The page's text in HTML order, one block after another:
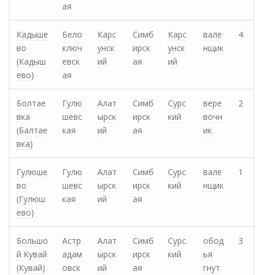
ая
Кадыше
во
(Кадыш
ево)
Бело
ключ
евск
ая
Карс
унск
ий
Симб
ирск
ая
Карс
унск
ий
вале
нщик
4
Болтае
вка
(Балтае
вка)
Гулю
шевс
кая
Алат
ырск
ий
Симб
ирск
ая
Сурс
кий
вере
вочн
ик
2
Гулюше
во
(Гулюш
ево)
Гулю
шевс
кая
Алат
ырск
ий
Симб
ирск
ая
Сурс
кий
вале
нщик
1
Большо
й Кувай
(Кувай)
Астр
адам
овск
Алат
ырск
ий
Симб
ирск
ая
Сурс
кий
обод
ья
гнут
3